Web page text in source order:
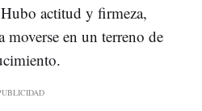
actitud y firmeza,
moverse en un terreno de